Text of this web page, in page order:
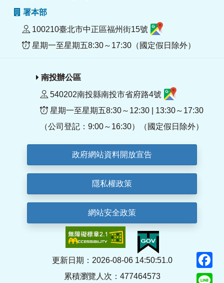
署本部
100210臺北市中正區福州街15號
星期一至星期五8:30～17:30（國定假日除外）
南投辦公區
540202南投縣南投市省府路4號
星期一至星期五8:30～12:30 | 13:30～17:30
（公司登記：9:00～16:30）（國定假日除外）
政府網站資料開放宣告
隱私權政策
網站安全政策
更新日期：2026-08-06 14:50:51.0
累積瀏覽人次：477464573